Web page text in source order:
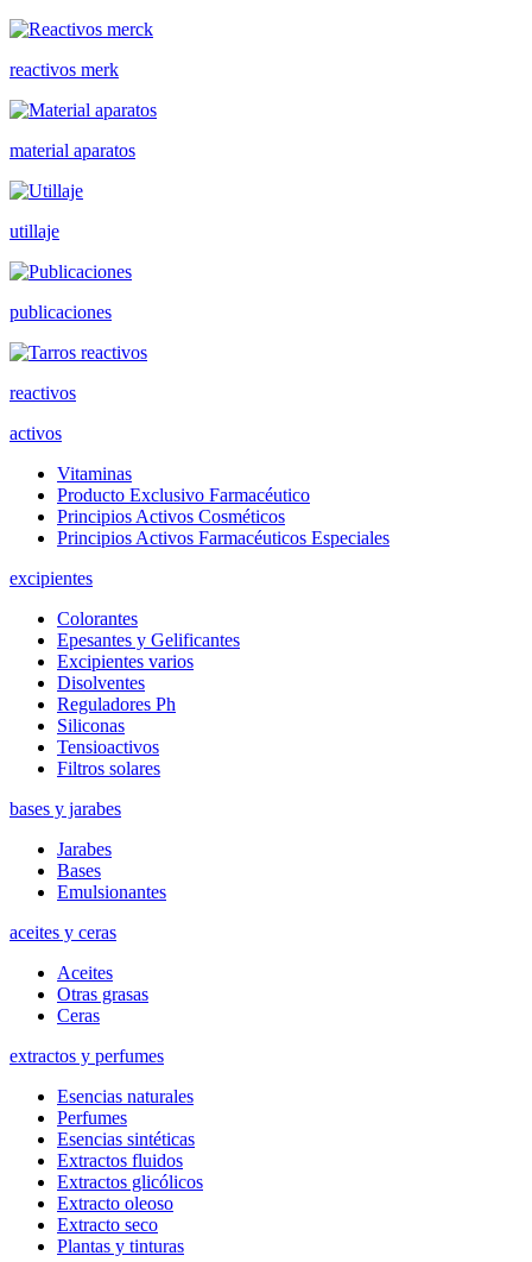
reactivos merk
material aparatos
utillaje
publicaciones
reactivos
activos
Vitaminas
Producto Exclusivo Farmacéutico
Principios Activos Cosméticos
Principios Activos Farmacéuticos Especiales
excipientes
Colorantes
Epesantes y Gelificantes
Excipientes varios
Disolventes
Reguladores Ph
Siliconas
Tensioactivos
Filtros solares
bases y jarabes
Jarabes
Bases
Emulsionantes
aceites y ceras
Aceites
Otras grasas
Ceras
extractos y perfumes
Esencias naturales
Perfumes
Esencias sintéticas
Extractos fluidos
Extractos glicólicos
Extracto oleoso
Extracto seco
Plantas y tinturas